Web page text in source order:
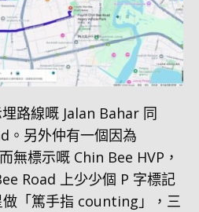
路線嘅 Jalan Bahar 同
。另外仲有一個因為
無標示嘅 Chin Bee HVP，
Road 上少少個 P 字標記
「篤手指 counting」，三